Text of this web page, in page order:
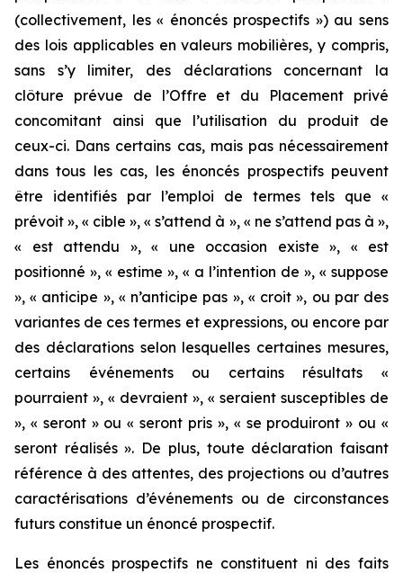
(collectivement, les « énoncés prospectifs ») au sens
des lois applicables en valeurs mobilières, y compris,
sans s’y limiter, des déclarations concernant la
clôture prévue de l’Offre et du Placement privé
concomitant ainsi que l’utilisation du produit de
ceux-ci. Dans certains cas, mais pas nécessairement
dans tous les cas, les énoncés prospectifs peuvent
être identifiés par l’emploi de termes tels que «
prévoit », « cible », « s’attend à », « ne s’attend pas à »,
« est attendu », « une occasion existe », « est
positionné », « estime », « a l’intention de », « suppose
», « anticipe », « n’anticipe pas », « croit », ou par des
variantes de ces termes et expressions, ou encore par
des déclarations selon lesquelles certaines mesures,
certains événements ou certains résultats «
pourraient », « devraient », « seraient susceptibles de
», « seront » ou « seront pris », « se produiront » ou «
seront réalisés ». De plus, toute déclaration faisant
référence à des attentes, des projections ou d’autres
caractérisations d’événements ou de circonstances
futurs constitue un énoncé prospectif.
Les énoncés prospectifs ne constituent ni des faits